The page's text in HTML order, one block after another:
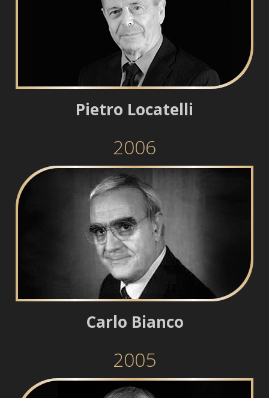
Pietro Locatelli
2006
Carlo Bianco
2005